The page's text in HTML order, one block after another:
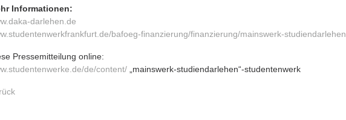
Informationen:
darlehen.de
bafoeg-finanzierung/finanzierung/mainswerk-studiendarlehen
Pressemitteilung online:
de/content/ „mainswerk-studiendarlehen“-studentenwerk